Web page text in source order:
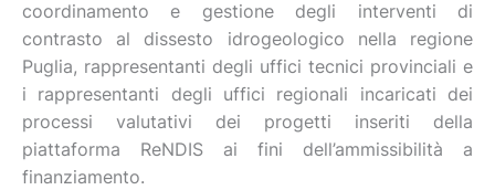
coordinamento e gestione degli interventi di
contrasto al dissesto idrogeologico nella regione
Puglia, rappresentanti degli uffici tecnici provinciali e
i rappresentanti degli uffici regionali incaricati dei
processi valutativi dei progetti inseriti della
piattaforma ReNDIS ai fini dell’ammissibilità a
finanziamento.